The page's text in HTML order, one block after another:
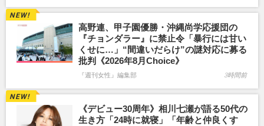
高野連、甲子園優勝・沖縄尚学応援団の
『チョンダラー』に禁止令「暴行には甘い
くせに…」“間違いだらけ”の謎対応に募る
批判《2026年8月Choice》
『週刊女性』編集部 3時間前
《デビュー30周年》相川七瀬が語る50代の
生き方「24時に就寝」「年齢と仲良くす